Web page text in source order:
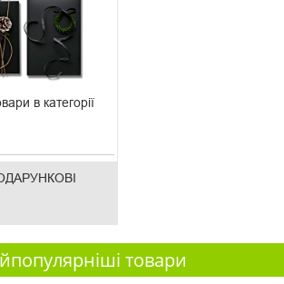
в категорії
товари